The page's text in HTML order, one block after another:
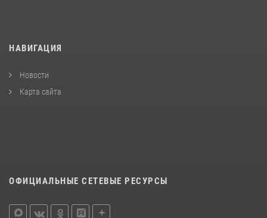
НАВИГАЦИЯ
Новости
Карта сайта
ОФИЦИАЛЬНЫЕ СЕТЕВЫЕ РЕСУРСЫ